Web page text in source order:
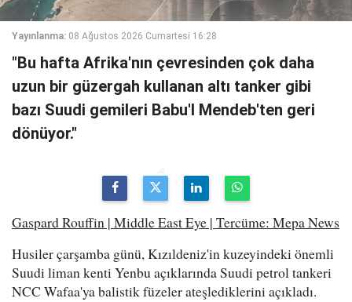
Yayınlanma: 08 Ağustos 2026 Cumartesi 16:28
"Bu hafta Afrika'nın çevresinden çok daha
uzun bir güzergah kullanan altı tanker gibi
bazı Suudi gemileri Babu'l Mendeb'ten geri
dönüyor."
Gaspard Rouffin | Middle East Eye | Tercüme: Mepa News
Husiler çarşamba günü, Kızıldeniz'in kuzeyindeki önemli
Suudi liman kenti Yenbu açıklarında Suudi petrol tankeri
NCC Wafaa'ya balistik füzeler ateşlediklerini açıkladı.